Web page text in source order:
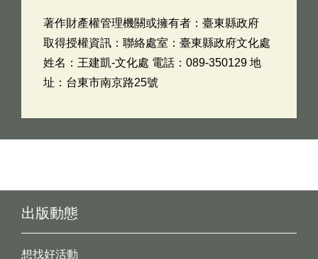
著作財產權管理機關或擁有者：臺東縣政府
取得授權資訊：聯絡處室：臺東縣政府文化處
姓名：王建凱-文化處 電話：089-350129 地
址：台東市南京路25號
出版動態
想找好活動